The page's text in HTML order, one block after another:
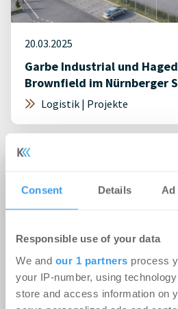
Consent Details Ad
Responsible use of your data
We and our 1 partners process
your IP-number, using
store and access information on
20.03.2025
Garbe Industrial und
Brownfield im Nürnberger
Logistik | Projekte